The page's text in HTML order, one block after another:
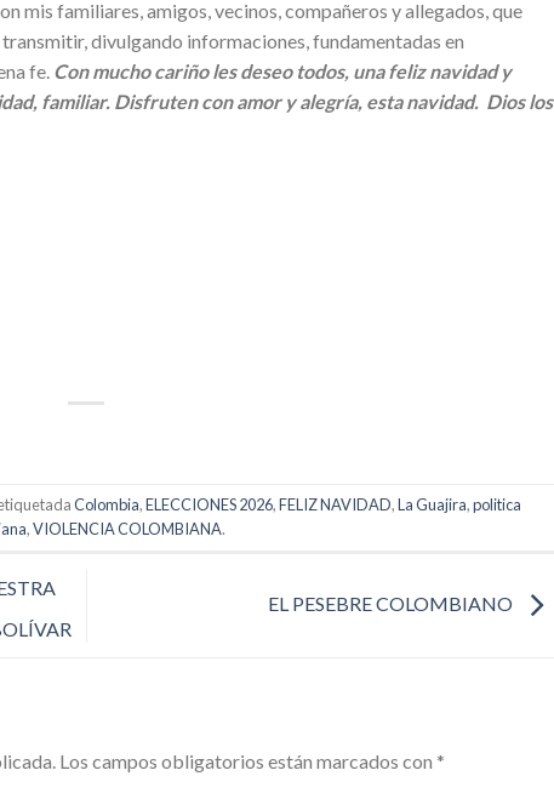
mis familiares, amigos, vecinos, compañeros y allegados, que
divulgando informaciones, fundamentadas en
fe. Con mucho cariño les deseo todos, una feliz navidad y
familiar. Disfruten con amor y alegría, esta navidad. Dios los
Colombia,ELECCIONES 2026,FELIZ NAVIDAD,La Guajira,politica
,VIOLENCIA COLOMBIANA.
EL PESEBRE COLOMBIANO
Los campos obligatorios están marcados con *